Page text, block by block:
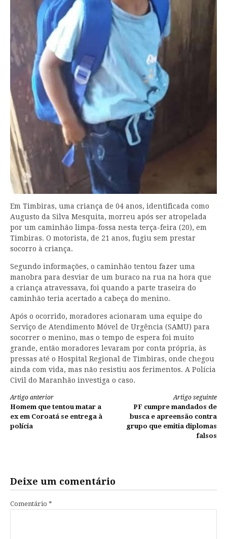
Em Timbiras, uma criança de 04 anos, identificada como
Augusto da Silva Mesquita, morreu após ser atropelada
por um caminhão limpa-fossa nesta terça-feira (20), em
Timbiras. O motorista, de 21 anos, fugiu sem prestar
socorro à criança.
Segundo informações, o caminhão tentou fazer uma
manobra para desviar de um buraco na rua na hora que
a criança atravessava, foi quando a parte traseira do
caminhão teria acertado a cabeça do menino.
Após o ocorrido, moradores acionaram uma equipe do
Serviço de Atendimento Móvel de Urgência (SAMU) para
socorrer o menino, mas o tempo de espera foi muito
grande, então moradores levaram por conta própria, às
pressas até o Hospital Regional de Timbiras, onde chegou
ainda com vida, mas não resistiu aos ferimentos. A Polícia
Civil do Maranhão investiga o caso.
Continue
lendo
Artigo anterior
Homem que tentou matar a
ex em Coroatá se entrega à
polícia
Artigo seguinte
PF cumpre mandados de
busca e apreensão contra
grupo que emitia diplomas
falsos
Deixe um comentário
Comentário *